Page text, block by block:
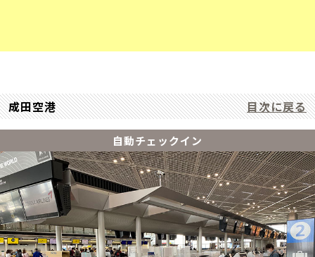
成田空港 目次に戻る
自動チェックイン